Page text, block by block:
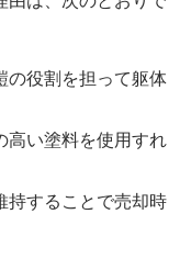
の役割を担って躯体
高い塗料を使用すれ
持することで売却時